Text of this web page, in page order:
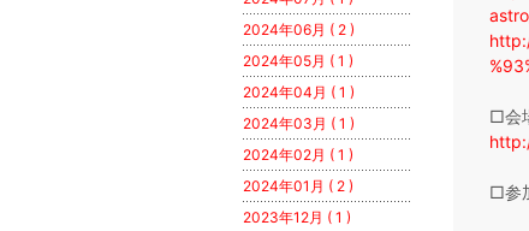
□会
□参
2024年06月 ( 2 )
2024年05月 ( 1 )
2024年04月 ( 1 )
2024年03月 ( 1 )
2024年02月 ( 1 )
2024年01月 ( 2 )
2023年12月 ( 1 )